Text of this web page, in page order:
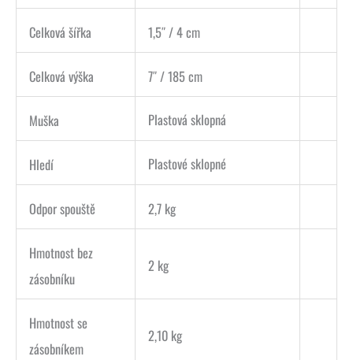
Celková šířka 1,5″ / 4 cm
Celková výška 7″ / 185 cm
Muška Plastová sklopná
Hledí Plastové sklopné
Odpor spouště 2,7 kg
Hmotnost bez
zásobníku
2 kg
Hmotnost se
zásobníkem
2,10 kg